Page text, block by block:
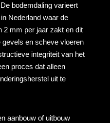
bodemdaling varieert
Nederland waar de
2 mm per jaar zakt en dit
en scheve vloeren
integriteit van het
proces dat alleen
uit te
aanbouw of uitbouw